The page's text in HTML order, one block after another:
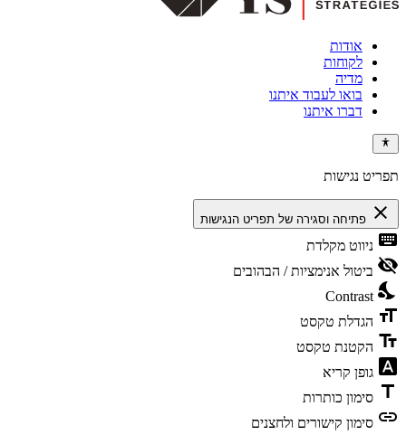
אודות
לקוחות
מדיה
בואו לעבוד איתנו
דברו איתנו
תפריט נגישות
close פתיחה וסגירה של תפריט הנגישות
keyboard ניווט מקלדת
visibility_off ביטול אנימציות / הבהובים
nights_stay
Contrast
format_size הגדלת טקסט
text_fields הקטנת טקסט
font_download גופן קריא
title סימון כותרות
link סימון קישורים ולחצנים